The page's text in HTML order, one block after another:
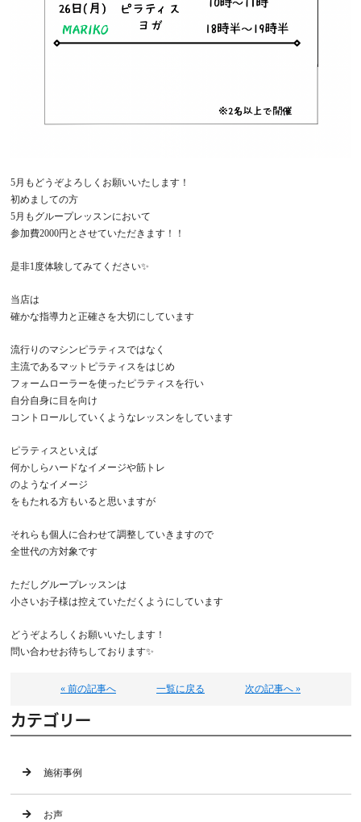
5月もどうぞよろしくお願いいたします！
初めましての方
5月もグループレッスンにおいて
参加費2000円とさせていただきます！！
是非1度体験してみてください✨
当店は
確かな指導力と正確さを大切にしています
流行りのマシンピラティスではなく
主流であるマットピラティスをはじめ
フォームローラーを使ったピラティスを行い
自分自身に目を向け
コントロールしていくようなレッスンをしています
ピラティスといえば
何かしらハードなイメージや筋トレ
のようなイメージ
をもたれる方もいると思いますが
それらも個人に合わせて調整していきますので
全世代の方対象です
ただしグループレッスンは
小さいお子様は控えていただくようにしています
どうぞよろしくお願いいたします！
問い合わせお待ちしております✨
« 前の記事へ 一覧に戻る 次の記事へ »
カテゴリー
施術事例
お声